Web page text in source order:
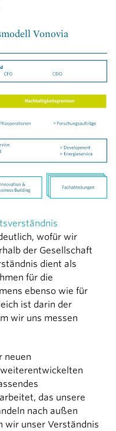
Vonovia
wofür wir
der Gesellschaft
dient als
für die
ebenso wie für
ist darin der
wir uns messen
neuen
das unsere
nach außen
wir unser Verständnis